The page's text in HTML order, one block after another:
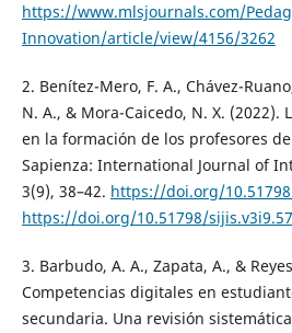
https://www.mlsjournals.com/
Innovation/article/view/4156/3262
2. Benítez-Mero, F. A., Chávez-
N. A., & Mora-Caicedo, N. X. (2022).
en la formación de los profesores
Sapienza: International Journal of
3(9), 38–42. https://doi.org/
https://doi.org/10.51798/
3. Barbudo, A. A., Zapata, A., &
Competencias digitales en
secundaria. Una revisión